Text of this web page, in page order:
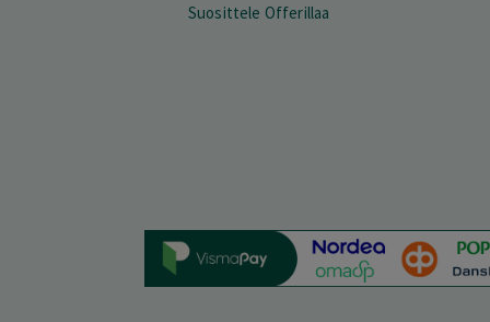
Suosittele Offerillaa